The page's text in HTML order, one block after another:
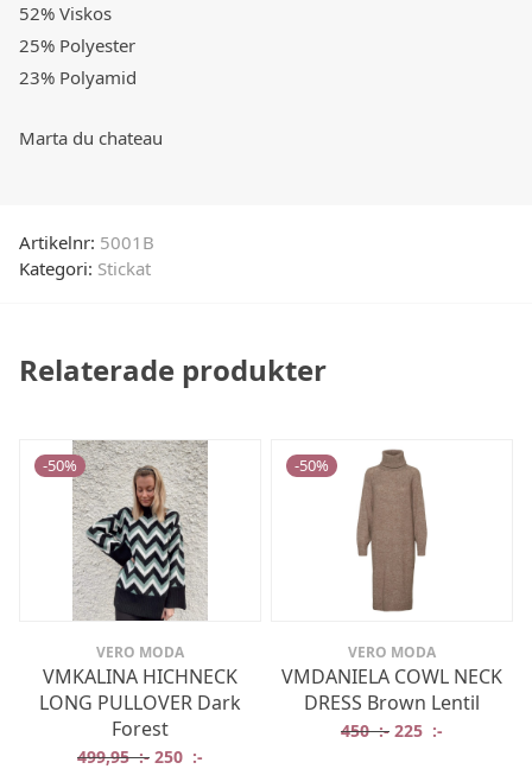
52% Viskos
25% Polyester
23% Polyamid
Marta du chateau
Artikelnr: 5001B
Kategori: Stickat
Relaterade produkter
-50%
VERO MODA
VMKALINA HICHNECK
LONG PULLOVER Dark
Forest
499,95:- Det ursprungliga priset var: 499,95 :-.
250 :-
-50%
VERO MODA
VMDANIELA COWL NECK
DRESS Brown Lentil
450:- Det
225 :-